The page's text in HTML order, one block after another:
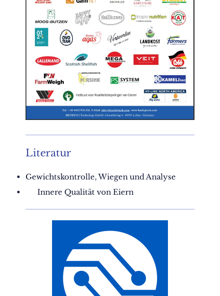
Literatur
Gewichtskontrolle, Wiegen und Analyse
Innere Qualität von Eiern